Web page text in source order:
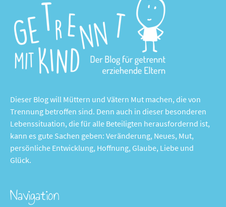
Dieser Blog will Müttern und Vätern Mut machen, die von
Trennung betroffen sind. Denn auch in dieser besonderen
Lebenssituation, die für alle Beteiligten herausfordernd ist,
kann es gute Sachen geben: Veränderung, Neues, Mut,
persönliche Entwicklung, Hoffnung, Glaube, Liebe und
Glück.
Navigation